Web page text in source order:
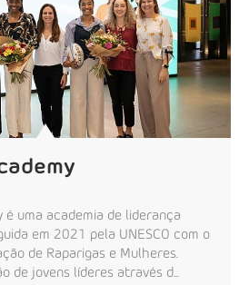
é uma academia de liderança
em 2021 pela UNESCO com o
de Raparigas e Mulheres.
de jovens líderes através d...